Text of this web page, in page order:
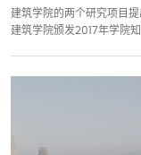
建筑学院的两个研究项目
建筑学院颁发2017年学院